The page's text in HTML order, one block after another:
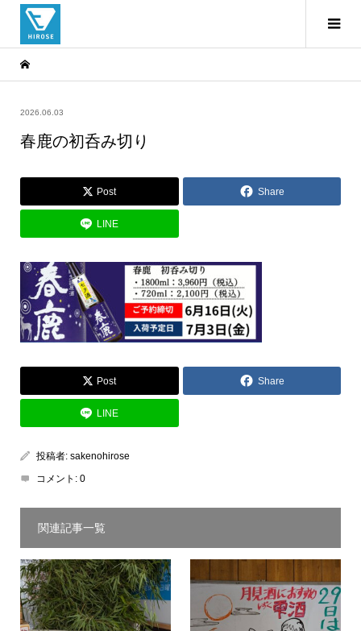
2026.06.03
春鹿の初呑み切り
Post Share
LINE
Post Share
LINE
投稿者: sakenohirose
コメント: 0
関連記事一覧